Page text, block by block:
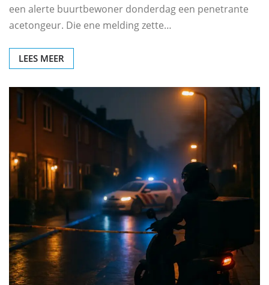
een alerte buurtbewoner donderdag een penetrante
acetongeur. Die ene melding zette…
LEES MEER